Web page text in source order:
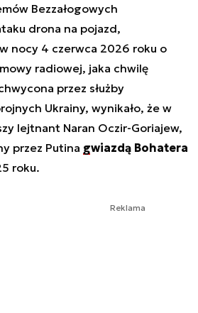
Bezzałogowych
drona na pojazd,
nocy 4 czerwca 2026 roku o
radiowej, jaka chwilę
przez służby
Ukrainy, wynikało, że w
lejtnant Naran Oczir-Goriajew,
przez Putina gwiazdą Bohatera
roku.
Reklama